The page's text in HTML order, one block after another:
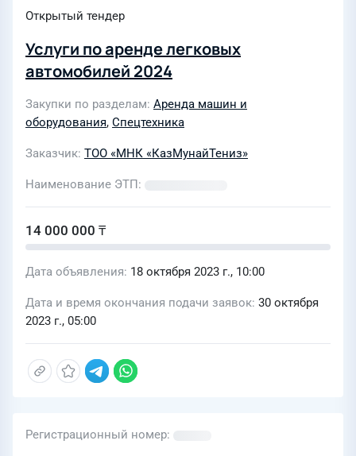
Открытый тендер
Услуги по аренде легковых
автомобилей 2024
Закупки по разделам Аренда машин и
оборудования, Спецтехника
Заказчик ТОО «МНК «КазМунайТениз»
Наименование ЭТП
14 000 000 ₸
Дата объявления 18 октября 2023 г., 10:00
Дата и время окончания подачи заявок 30 октября
2023 г., 05:00
Регистрационный номер